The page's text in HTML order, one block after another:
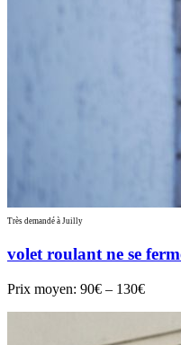
Très demandé à Juilly
volet roulant ne se
Prix moyen: 90€ – 130€